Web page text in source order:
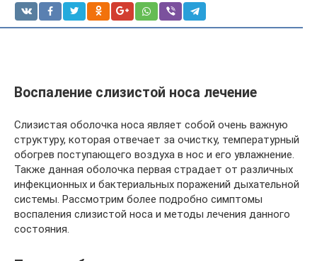
Воспаление слизистой носа лечение
Слизистая оболочка носа являет собой очень важную
структуру, которая отвечает за очистку, температурный
обогрев поступающего воздуха в нос и его увлажнение.
Также данная оболочка первая страдает от различных
инфекционных и бактериальных поражений дыхательной
системы. Рассмотрим более подробно симптомы
воспаления слизистой носа и методы лечения данного
состояния.